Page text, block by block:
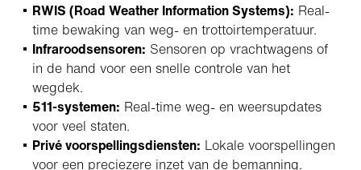
RWIS (Road Weather Information Systems): Real-
time bewaking van weg- en trottoirtemperatuur.
Infraroodsensoren: Sensoren op vrachtwagens of
in de hand voor een snelle controle van het
wegdek.
511-systemen: Real-time weg- en weersupdates
voor veel staten.
Privé voorspellingsdiensten: Lokale voorspellingen
voor een preciezere inzet van de bemanning.